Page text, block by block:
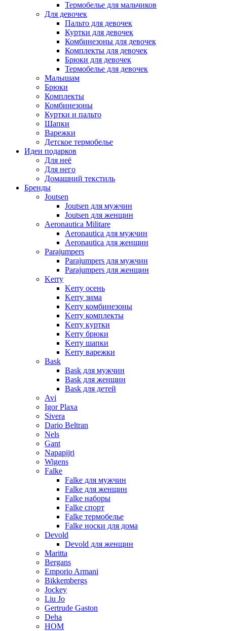
Термобелье для мальчиков
Для девочек
Пальто для девочек
Куртки для девочек
Комбинезоны для девочек
Комплекты для девочек
Брюки для девочек
Термобелье для девочек
Малышам
Брюки
Комплекты
Комбинезоны
Куртки и пальто
Шапки
Варежки
Детское термобелье
Идеи подарков
Для неё
Для него
Домашний текстиль
Бренды
Joutsen
Joutsen для мужчин
Joutsen для женщин
Aeronautica Militare
Aeronautica для мужчин
Aeronautica для женщин
Parajumpers
Parajumpers для мужчин
Parajumpers для женщин
Kerry
Kerry осень
Kerry зима
Kerry комбинезоны
Kerry комплекты
Kerry куртки
Kerry брюки
Kerry шапки
Kerry варежки
Bask
Bask для мужчин
Bask для женщин
Bask для детей
Avi
Igor Plaxa
Sivera
Dario Beltran
Nels
Gant
Napapijri
Wigens
Falke
Falke для мужчин
Falke для женщин
Falke наборы
Falke спорт
Falke термобелье
Falke носки для дома
Devold
Devold для женщин
Maritta
Bergans
Emporio Armani
Bikkembergs
Jockey
Liu Jo
Gertrude Gaston
Deha
HOM